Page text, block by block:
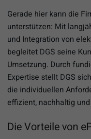
Gerade hier kann die
unterstützen: Mit
und Integration von
begleitet DGS seine
Umsetzung. Durch
Expertise stellt DGS
die individuellen
effizient, nachhaltig
Die Vorteile von